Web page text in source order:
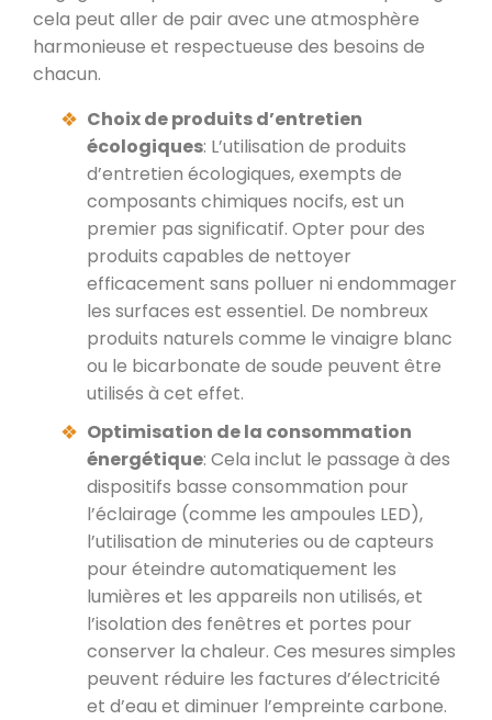
cela peut aller de pair avec une atmosphère
harmonieuse et respectueuse des besoins de
chacun.
Choix de produits d’entretien
écologiques: L’utilisation de produits
d’entretien écologiques, exempts de
composants chimiques nocifs, est un
premier pas significatif. Opter pour des
produits capables de nettoyer
efficacement sans polluer ni endommager
les surfaces est essentiel. De nombreux
produits naturels comme le vinaigre blanc
ou le bicarbonate de soude peuvent être
utilisés à cet effet.
Optimisation de la consommation
énergétique: Cela inclut le passage à des
dispositifs basse consommation pour
l’éclairage (comme les ampoules LED),
l’utilisation de minuteries ou de capteurs
pour éteindre automatiquement les
lumières et les appareils non utilisés, et
l’isolation des fenêtres et portes pour
conserver la chaleur. Ces mesures simples
peuvent réduire les factures d’électricité
et d’eau et diminuer l’empreinte carbone.